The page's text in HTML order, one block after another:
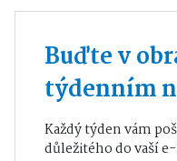
Buďte v
týdenním
Každý týden vám
důležitého do vaší